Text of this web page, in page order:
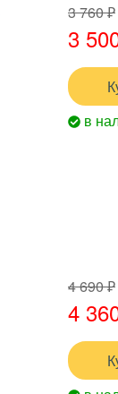
3 760 ₽
3
в
4 690 ₽
4